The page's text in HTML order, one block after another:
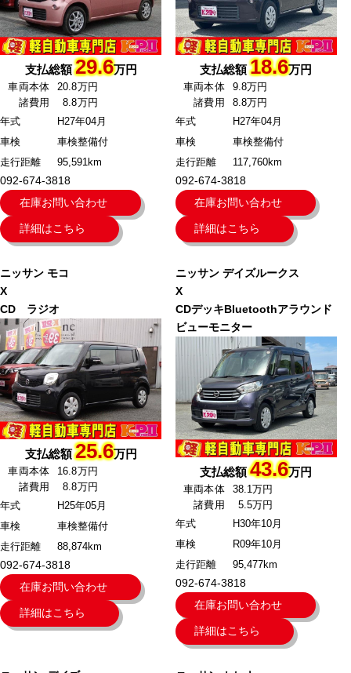
支払総額29.6万円
車両本体
20.8万円
諸費用
8.8万円
年式
H27年04月
車検
車検整備付
走行距離
95,591km
092-674-3818
在庫お問い合わせ
詳細はこちら
支払総額18.6万円
車両本体
9.8万円
諸費用
8.8万円
年式
H27年04月
車検
車検整備付
走行距離
117,760km
092-674-3818
在庫お問い合わせ
詳細はこちら
ニッサン モコ
X
CD ラジオ
支払総額25.6万円
車両本体
16.8万円
諸費用
8.8万円
年式
H25年05月
車検
車検整備付
走行距離
88,874km
092-674-3818
在庫お問い合わせ
詳細はこちら
ニッサン デイズルークス
X
CDデッキBluetoothアラウンド
ビューモニター
支払総額43.6万円
車両本体
38.1万円
諸費用
5.5万円
年式
H30年10月
車検
R09年10月
走行距離
95,477km
092-674-3818
在庫お問い合わせ
詳細はこちら